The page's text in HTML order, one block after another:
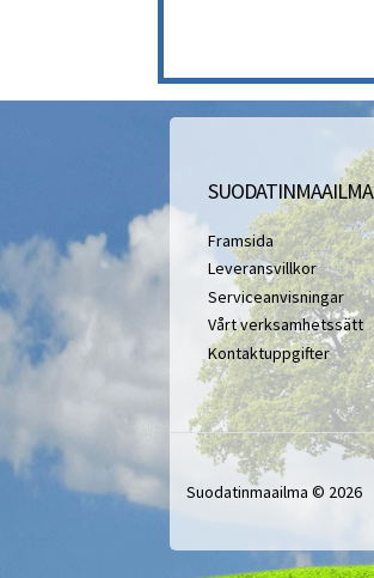
SUODATINMAAILMA
Framsida
Leveransvillkor
Serviceanvisningar
Vårt verksamhetssätt
Kontaktuppgifter
Suodatinmaailma © 2026